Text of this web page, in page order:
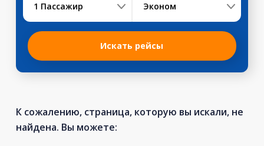
1 Пассажир Эконом
Искать рейсы
К сожалению, страница, которую вы искали, не
найдена. Вы можете: